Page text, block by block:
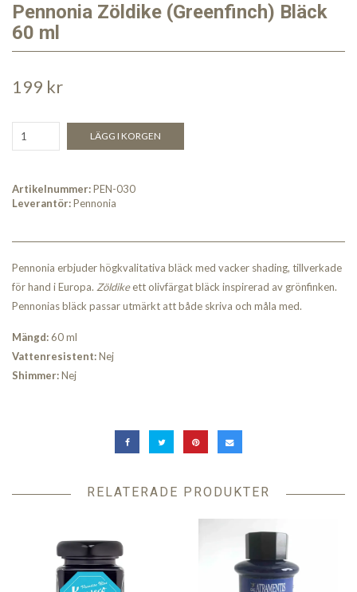
Pennonia Zöldike (Greenfinch) Bläck
60 ml
199 kr
LÄGG I KORGEN
Artikelnummer:PEN-030
Leverantör:Pennonia
Pennonia erbjuder högkvalitativa bläck med vacker shading, tillverkade
för hand i Europa. Zöldikeett olivfärgat bläck inspirerad av grönfinken.
Pennonias bläck passar utmärkt att både skriva och måla med.
Mängd:60 ml
Vattenresistent:Nej
Shimmer:Nej
RELATERADE PRODUKTER